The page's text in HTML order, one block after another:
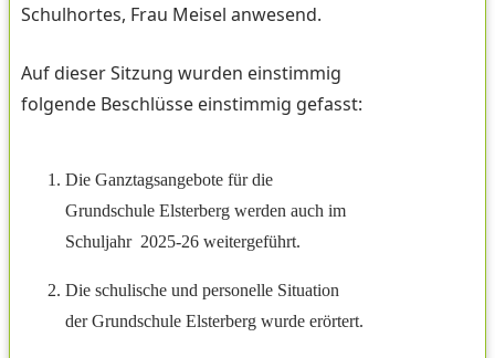
Schulhortes, Frau Meisel anwesend.
Auf dieser Sitzung wurden einstimmig
folgende Beschlüsse einstimmig gefasst:
Die Ganztagsangebote für die
Grundschule Elsterberg werden auch im
Schuljahr 2025-26 weitergeführt.
Die schulische und personelle Situation
der Grundschule Elsterberg wurde erörtert.